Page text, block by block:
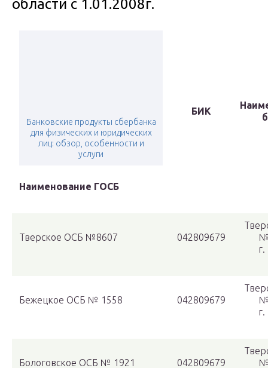
области с 1.01.2008г.
Банковские продукты сбербанка
для физических и юридических
лиц: обзор, особенности и
услуги
Наименование ГОСБ
БИК
Тверское ОСБ №8607 042809679
№
Бежецкое ОСБ № 1558 042809679
№
Бологовское ОСБ № 1921 042809679
№